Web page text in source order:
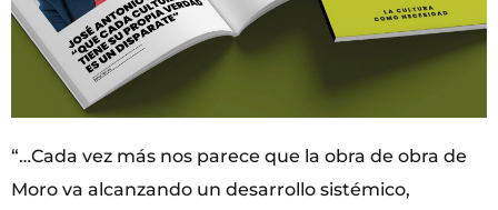
“…Cada vez más nos parece que la obra de obra de
Moro va alcanzando un desarrollo sistémico,